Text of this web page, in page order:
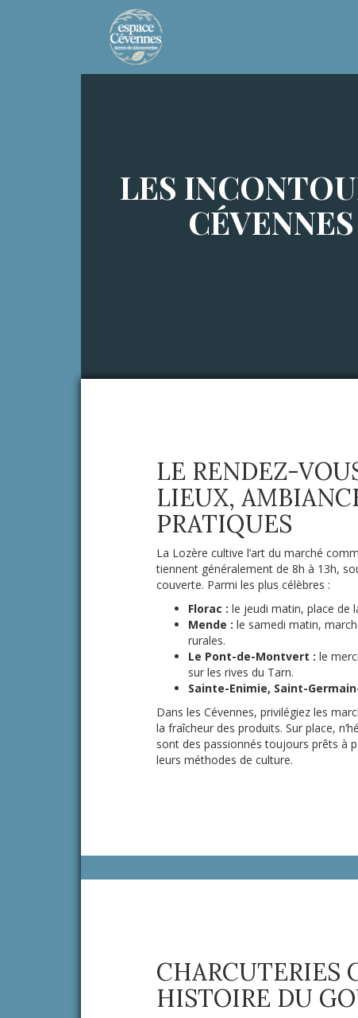
LES
LE RENDEZ-
LIEUX,
PRATIQUES
La Lozère cultive l’art du marché
tiennent généralement de 8h à 13h,
couverte. Parmi les plus célèbres :
Florac : le jeudi matin, place de
Mende : le samedi matin,
rurales.
Le Pont-de-Montvert : le
sur les rives du Tarn.
Sainte-Enimie, Saint-
Dans les Cévennes, privilégiez les
la fraîcheur des produits. Sur place,
sont des passionnés toujours prêts à
leurs méthodes de culture.
CHARCUTERIES
HISTOIRE DU